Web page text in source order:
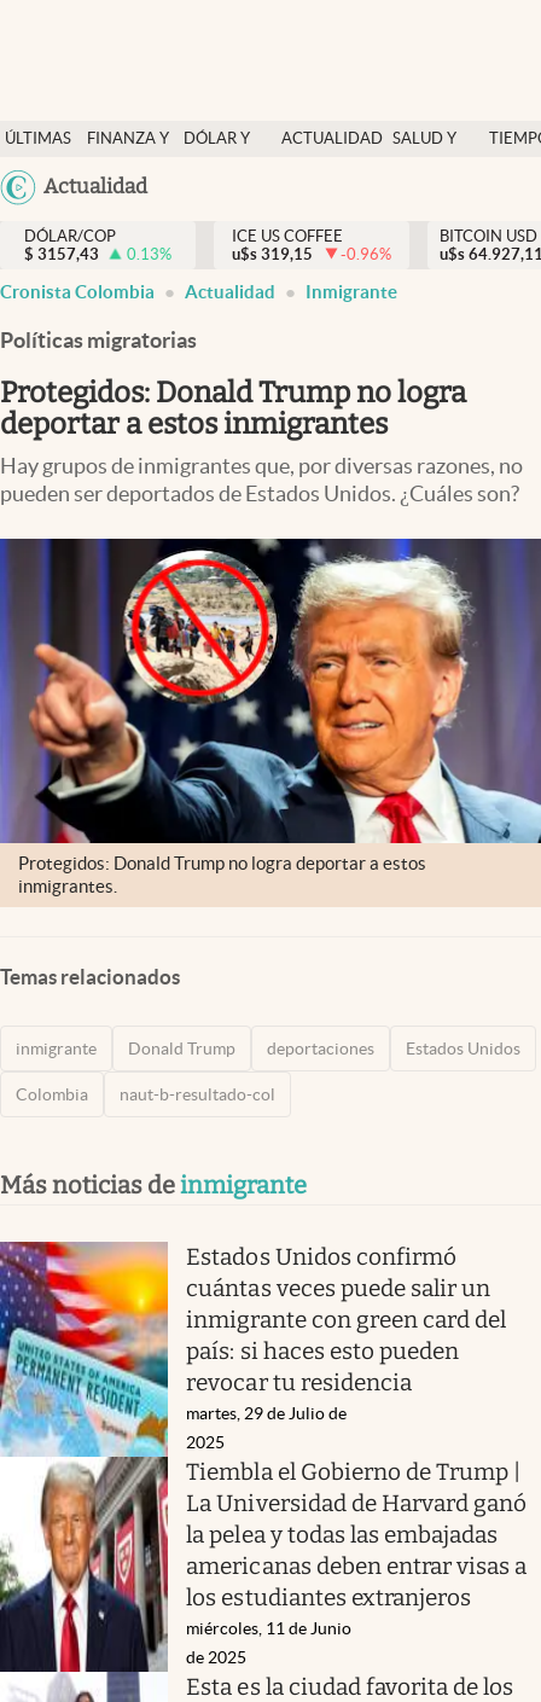
ÚLTIMAS
NOTICIAS
FINANZA Y
DÓLAR Y
ACTUALIDAD SALUD Y
México
Actualidad
Salud y nutrición
Vida espiritual
Actualidad
Colombia
DÓLAR/COP
$ 3157,43 0.13%
ICE US COFFEE
u$s 319,15 -0.96%
BITCOIN USD
u$s
Cronista Colombia Actualidad Inmigrante
Políticas migratorias
Protegidos: Donald Trump no logra
deportar a estos inmigrantes
Hay grupos de inmigrantes que, por diversas razones, no
pueden ser deportados de Estados Unidos. ¿Cuáles son?
Protegidos: Donald Trump no logra deportar a estos
inmigrantes.
Temas relacionados
inmigrante Donald Trump deportaciones Estados Unidos
Colombia naut-b-resultado-col
Más noticias deinmigrante
Estados Unidos confirmó
cuántas veces puede salir un
inmigrante con green card del
país: si haces esto pueden
revocar tu residencia
martes, 29 de Julio de
2025
Tiembla el Gobierno de Trump |
La Universidad de Harvard ganó
la pelea y todas las embajadas
americanas deben entrar visas a
los estudiantes extranjeros
miércoles, 11 de Junio
de 2025
Esta es la ciudad favorita de los